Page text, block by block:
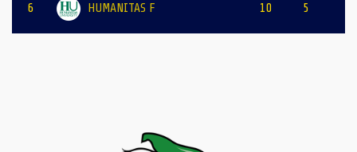
6 HUMANITAS F 10 5